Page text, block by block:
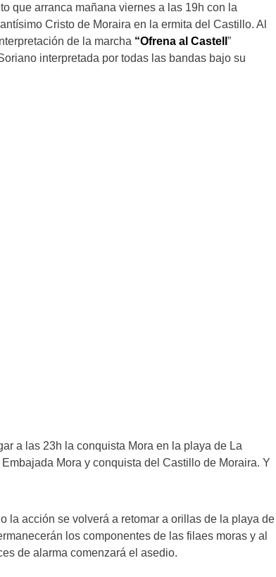
que arranca mañana viernes a las 19h con la
Cristo de Moraira en la ermita del Castillo. Al
de la marcha “Ofrena al Castell ”
interpretada por todas las bandas bajo su
a las 23h la conquista Mora en la playa de La
Mora y conquista del Castillo de Moraira. Y
la acción se volverá a retomar a orillas de la playa de
los componentes de las filaes moras y al
de alarma comenzará el asedio.